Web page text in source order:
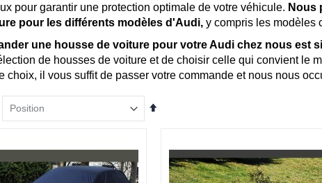
pour garantir une protection optimale de votre véhicule. Nous
pour les différents modèles d'Audi,y compris les modèles
une housse de voiture pour votre Audi chez nous est
de housses de voiture et de choisir celle qui convient le
choix, il vous suffit de passer votre commande et nous nous